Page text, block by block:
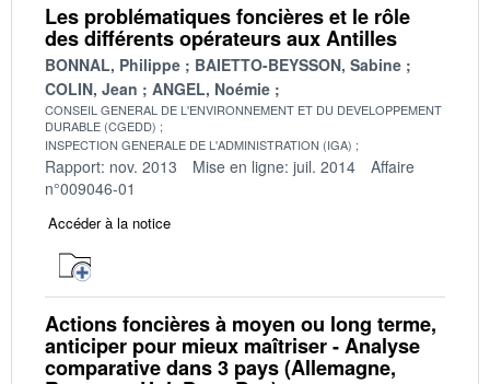
Les problématiques foncières et le rôle
des différents opérateurs aux Antilles
BONNAL, Philippe
BAIETTO-BEYSSON, Sabine
COLIN, Jean
ANGEL, Noémie
CONSEIL GENERAL DE L'ENVIRONNEMENT ET DU DEVELOPPEMENT
DURABLE (CGEDD)
INSPECTION GENERALE DE L'ADMINISTRATION (IGA)
Rapport: nov. 2013 Mise en ligne: juil. 2014
Affaire
n°009046-01
Accéder à la notice
Actions foncières à moyen ou long terme,
anticiper pour mieux maîtriser - Analyse
comparative dans 3 pays (Allemagne,